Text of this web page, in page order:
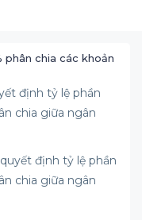
phân chia các khoản
định tỷ lệ phần
chia giữa ngân
định tỷ lệ phần
chia giữa ngân